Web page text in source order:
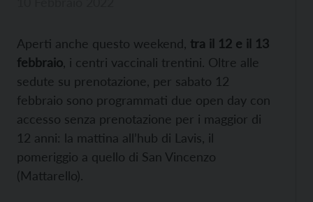
Aperti anche questo weekend, tra il 12 e il 13
febbraio , i centri vaccinali trentini. Oltre alle
sedute su prenotazione, per sabato 12
febbraio sono programmati due open day con
accesso senza prenotazione per i maggior di
12 anni: la mattina all’hub di Lavis, il
pomeriggio a quello di San Vincenzo
(Mattarello).